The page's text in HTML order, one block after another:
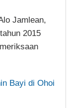
Jamlean,
2015
Bayi di Ohoi